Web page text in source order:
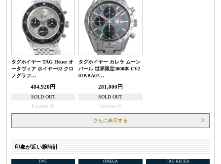
タグホイヤー TAG Heuer オ
ータヴィア ホイヤー02 クロ
ノグラフ…
484,920円
SOLD OUT
Favorite
タグホイヤー カレラ ムーン
パール 世界限定3000本 CV2
01P.BA07…
281,000円
SOLD OUT
Favorite
さらに表示する
印象が近い腕時計
IWC OMEGA TAG HEUER